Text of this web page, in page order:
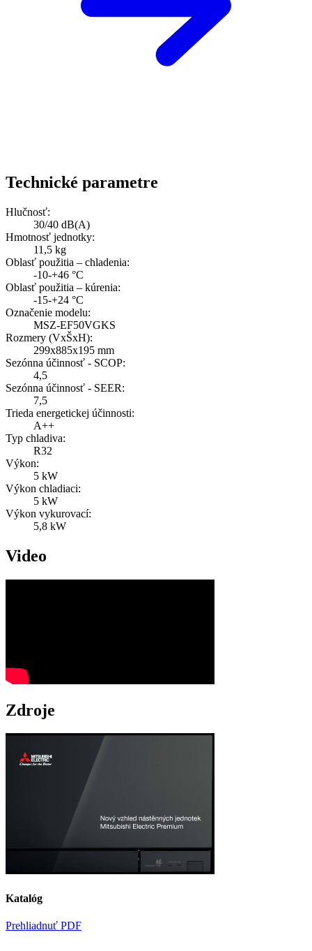
Technické parametre
Hlučnosť:
30/40 dB(A)
Hmotnosť jednotky:
11,5 kg
Oblasť použitia – chladenia:
-10-+46 °C
Oblasť použitia – kúrenia:
-15-+24 °C
Označenie modelu:
MSZ-EF50VGKS
Rozmery (VxŠxH):
299x885x195 mm
Sezónna účinnosť - SCOP:
4,5
Sezónna účinnosť - SEER:
7,5
Trieda energetickej účinnosti:
A++
Typ chladiva:
R32
Výkon:
5 kW
Výkon chladiaci:
5 kW
Výkon vykurovací:
5,8 kW
Video
Zdroje
Katalóg
Prehliadnuť PDF